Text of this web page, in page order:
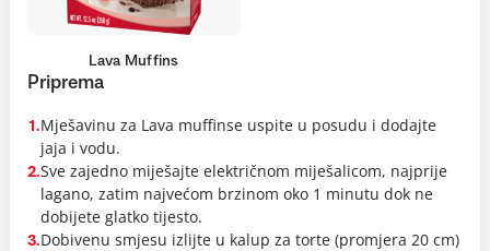
Lava Muffins
Priprema
1.Mješavinu za Lava muffinse uspite u posudu i dodajte
jaja i vodu.
2.Sve zajedno miješajte električnom miješalicom, najprije
lagano, zatim najvećom brzinom oko 1 minutu dok ne
dobijete glatko tijesto.
3.Dobivenu smjesu izlijte u kalup za torte (promjera 20 cm)